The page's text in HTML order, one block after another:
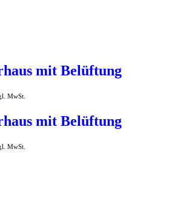
mit Belüftung
MwSt.
mit Belüftung
MwSt.